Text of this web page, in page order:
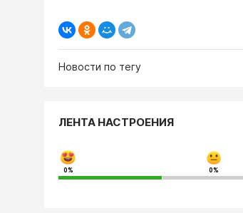
Новости по тегу
ЛЕНТА НАСТРОЕНИЯ
0% 0%